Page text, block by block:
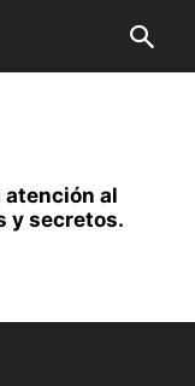
atención al
y secretos.